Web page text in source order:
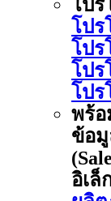
โป
โปร
โปร
โปร
โปร
พร้อ
ข้อ
อิเล็